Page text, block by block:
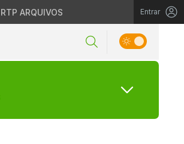
RTP ARQUIVOS Entrar